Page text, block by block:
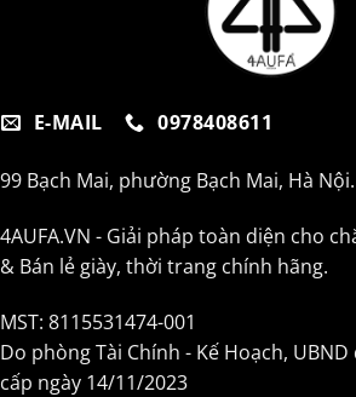
E-MAIL 0978408611
99 Bạch Mai, phường Bạch Mai, Hà Nội.
4AUFA.VN - Giải pháp toàn diện cho
& Bán lẻ giày, thời trang chính hãng.
MST: 8115531474-001
Do phòng Tài Chính - Kế Hoạch,
cấp ngày 14/11/2023